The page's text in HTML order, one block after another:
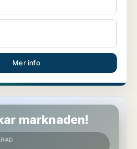
Mer info
marknaden!